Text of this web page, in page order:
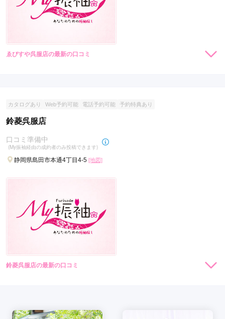
ゑびすや呉服店の最新の口コミ
カタログあり Web予約可能 電話予約可能 予約特典あり
鈴菱呉服店
口コミ準備中
(My振袖経由の成約者のみ投稿できます)
静岡県島田市本通4丁目4-5 [地図]
鈴菱呉服店の最新の口コミ